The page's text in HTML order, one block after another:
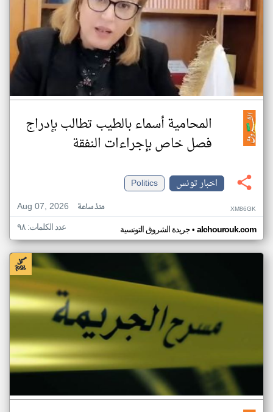
المحامية أسماء بالطيب تطالب بإدراج
فصل خاص بإجراءات النفقة
اخبار تونس
Politics
Aug 07, 2026
منذ ساعة XM86GK
جريدة الشروق التونسية• alchourouk.com عدد الكلمات: ٩٨